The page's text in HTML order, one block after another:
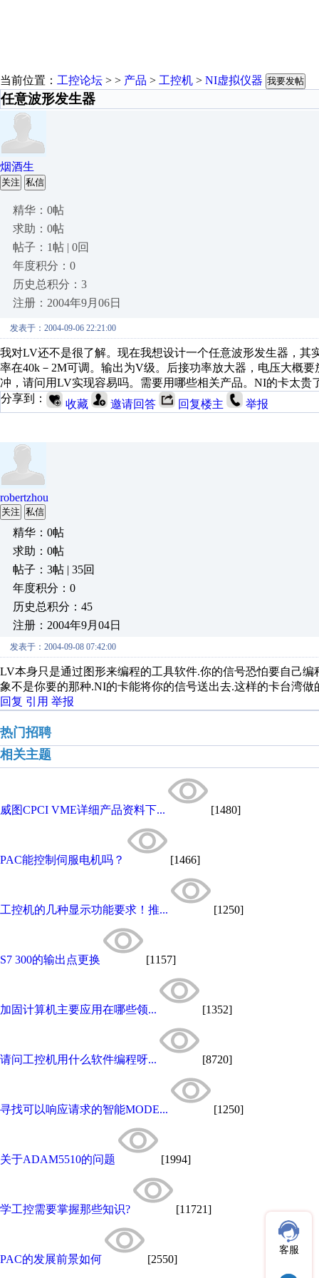
当前位置： 工控论坛 > > 产品 > 工控机 > NI虚拟仪器 我要发帖
任意波形发生器
烟酒生
关注 私信
精华：0帖
求助：0帖
帖子：1帖 | 0回
年度积分：0
历史总积分：3
注册：2004年9月06日
发表于：2004-09-06 22:21:00
我对LV还不是很了解。现在我想设计一个任意波形发生器，其
率在40k－2M可调。输出为V级。后接功率放大器，电压大概
冲，请问用LV实现容易吗。需要用哪些相关产品。NI的卡太贵
分享到：
收藏 邀请回答 回复楼主 举报
robertzhou
关注 私信
精华：0帖
求助：0帖
帖子：3帖 | 35回
年度积分：0
历史总积分：45
注册：2004年9月04日
发表于：2004-09-08 07:42:00
LV本身只是通过图形来编程的工具软件.你的信号恐怕要自己
象不是你要的那种.NI的卡能将你的信号送出去.这样的卡台湾
回复 引用 举报
热门招聘
相关主题
威图CPCI VME详细产品资料下... [1480]
PAC能控制伺服电机吗？ [1466]
工控机的几种显示功能要求！推... [1250]
S7 300的输出点更换 [1157]
加固计算机主要应用在哪些领... [1352]
请问工控机用什么软件编程呀... [8720]
寻找可以响应请求的智能MODE... [1250]
关于ADAM5510的问题 [1994]
学工控需要掌握那些知识? [11721]
PAC的发展前景如何 [2550]
客服